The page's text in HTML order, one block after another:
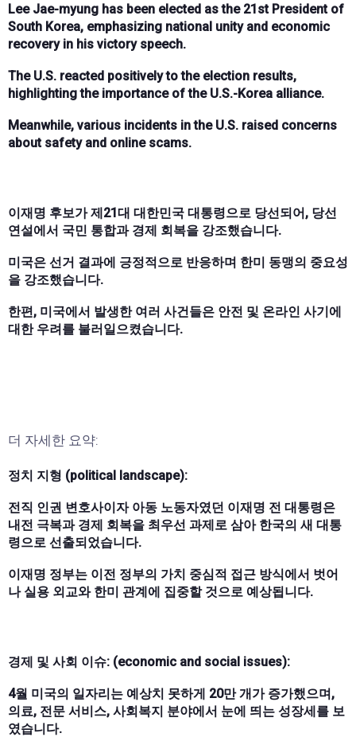
Lee Jae-myung has been elected as the 21st President of
South Korea, emphasizing national unity and economic
recovery in his victory speech.
The U.S. reacted positively to the election results,
highlighting the importance of the U.S.-Korea alliance.
Meanwhile, various incidents in the U.S. raised concerns
about safety and online scams.
이재명 후보가 제21대 대한민국 대통령으로 당선되어, 당선
연설에서 국민 통합과 경제 회복을 강조했습니다.
미국은 선거 결과에 긍정적으로 반응하며 한미 동맹의 중요성
을 강조했습니다.
한편, 미국에서 발생한 여러 사건들은 안전 및 온라인 사기에
대한 우려를 불러일으켰습니다.
더 자세한 요약:
정치 지형 (political landscape):
전직 인권 변호사이자 아동 노동자였던 이재명 전 대통령은
내전 극복과 경제 회복을 최우선 과제로 삼아 한국의 새 대통
령으로 선출되었습니다.
이재명 정부는 이전 정부의 가치 중심적 접근 방식에서 벗어
나 실용 외교와 한미 관계에 집중할 것으로 예상됩니다.
경제 및 사회 이슈: (economic and social issues):
4월 미국의 일자리는 예상치 못하게 20만 개가 증가했으며,
의료, 전문 서비스, 사회복지 분야에서 눈에 띄는 성장세를 보
였습니다.